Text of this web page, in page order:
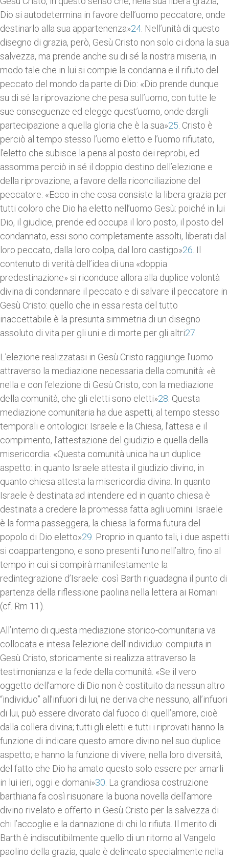
Dio si autodetermina in favore dell’uomo peccatore, onde
destinarlo alla sua appartenenza»24 . Nell’unità di questo
disegno di grazia, però, Gesù Cristo non solo ci dona la sua
salvezza, ma prende anche su di sé la nostra miseria, in
modo tale che in lui si compie la condanna e il rifiuto del
peccato del mondo da parte di Dio: «Dio prende dunque
su di sé la riprovazione che pesa sull’uomo, con tutte le
sue conseguenze ed elegge quest’uomo, onde dargli
partecipazione a quella gloria che è la sua»25 . Cristo è
perciò al tempo stesso l’uomo eletto e l’uomo rifiutato,
l’eletto che subisce la pena al posto dei reprobi, ed
assomma perciò in sé il doppio destino dell’elezione e
della riprovazione, a favore della riconciliazione del
peccatore: «Ecco in che cosa consiste la libera grazia per
tutti coloro che Dio ha eletto nell’uomo Gesù: poiché in lui
Dio, il giudice, prende ed occupa il loro posto, il posto del
condannato, essi sono completamente assolti, liberati dal
loro peccato, dalla loro colpa, dal loro castigo»26 . Il
contenuto di verità dell’idea di una «doppia
predestinazione» si riconduce allora alla duplice volontà
divina di condannare il peccato e di salvare il peccatore in
Gesù Cristo: quello che in essa resta del tutto
inaccettabile è la presunta simmetria di un disegno
assoluto di vita per gli uni e di morte per gli altri27
L’elezione realizzatasi in Gesù Cristo raggiunge l’uomo
attraverso la mediazione necessaria della comunità: «è
nella e con l’elezione di Gesù Cristo, con la mediazione
della comunità, che gli eletti sono eletti»28 . Questa
mediazione comunitaria ha due aspetti, al tempo stesso
temporali e ontologici: Israele e la Chiesa, l’attesa e il
compimento, l’attestazione del giudizio e quella della
misericordia. «Questa comunità unica ha un duplice
aspetto: in quanto Israele attesta il giudizio divino, in
quanto chiesa attesta la misericordia divina. In quanto
Israele è destinata ad intendere ed in quanto chiesa è
destinata a credere la promessa fatta agli uomini. Israele
è la forma passeggera, la chiesa la forma futura del
popolo di Dio eletto»29 . Proprio in quanto tali, i due aspetti
si coappartengono, e sono presenti l’uno nell’altro, fino al
tempo in cui si compirà manifestamente la
redintegrazione d’Israele: così Barth riguadagna il punto di
partenza della riflessione paolina nella lettera ai Romani
(cf. Rm 11).
All’interno di questa mediazione storico-comunitaria va
collocata e intesa l’elezione dell’individuo: compiuta in
Gesù Cristo, storicamente si realizza attraverso la
testimonianza e la fede della comunità. «Se il vero
oggetto dell’amore di Dio non è costituito da nessun altro
“individuo” all’infuori di lui, ne deriva che nessuno, all’infuori
di lui, può essere divorato dal fuoco di quell’amore, cioè
dalla collera divina; tutti gli eletti e tutti i riprovati hanno la
funzione di indicare questo amore divino nel suo duplice
aspetto; e hanno la funzione di vivere, nella loro diversità,
del fatto che Dio ha amato questo solo essere per amarli
in lui ieri, oggi e domani»30 . La grandiosa costruzione
barthiana fa così risuonare la buona novella dell’amore
divino rivelato e offerto in Gesù Cristo per la salvezza di
chi l’accoglie e la dannazione di chi lo rifiuta. Il merito di
Barth è indiscutibilmente quello di un ritorno al Vangelo
paolino della grazia, quale è delineato specialmente nella